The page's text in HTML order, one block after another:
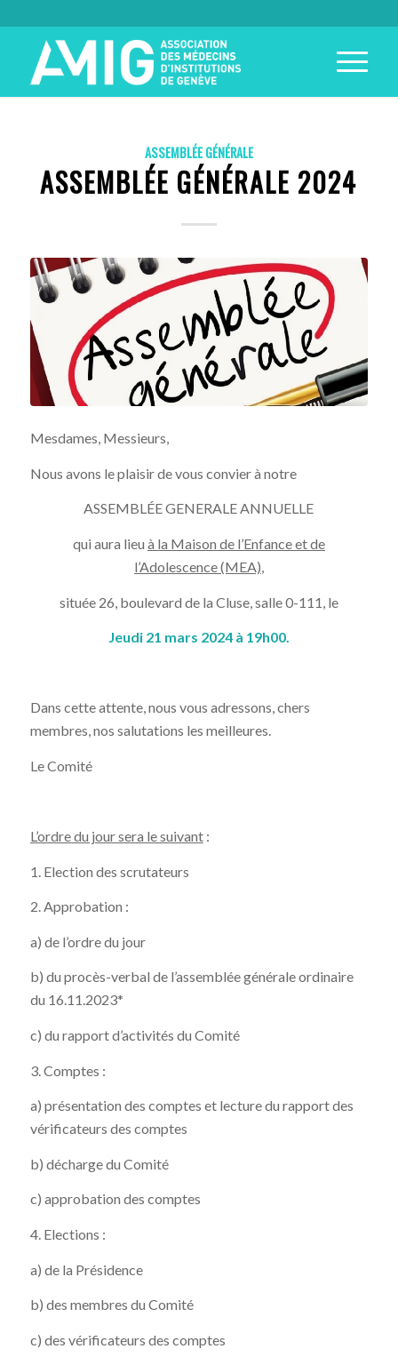
ASSEMBLÉE GÉNÉRALE
ASSEMBLÉE GÉNÉRALE 2024
Mesdames, Messieurs,
Nous avons le plaisir de vous convier à notre
ASSEMBLÉE GENERALE ANNUELLE
qui aura lieu à la Maison de l’Enfance et de
l’Adolescence (MEA),
située 26, boulevard de la Cluse, salle 0-111, le
Jeudi 21 mars 2024 à 19h00.
Dans cette attente, nous vous adressons, chers
membres, nos salutations les meilleures.
Le Comité
L’ordre du jour sera le suivant:
1. Election des scrutateurs
2. Approbation :
a) de l’ordre du jour
b) du procès-verbal de l’assemblée générale ordinaire
du 16.11.2023*
c) du rapport d’activités du Comité
3. Comptes :
a) présentation des comptes et lecture du rapport des
vérificateurs des comptes
b) décharge du Comité
c) approbation des comptes
4. Elections :
a) de la Présidence
b) des membres du Comité
c) des vérificateurs des comptes